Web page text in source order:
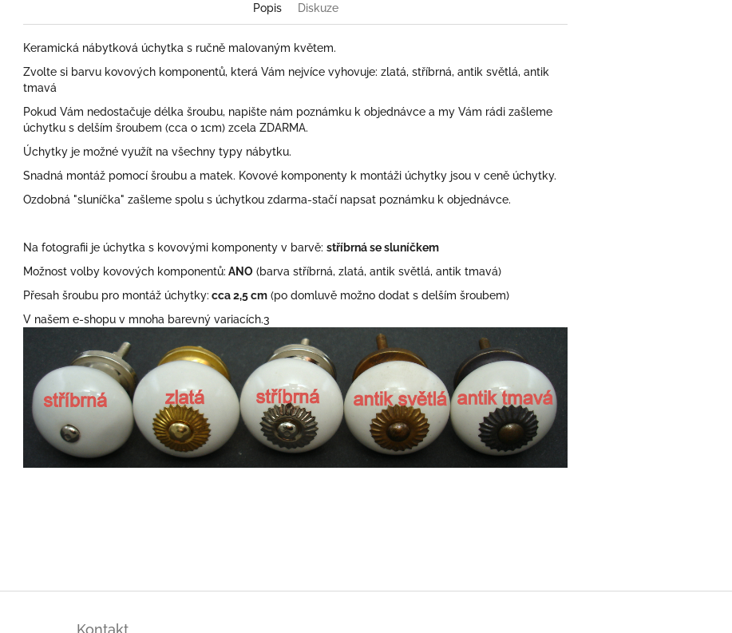
Popis Diskuze
Keramická nábytková úchytka s ručně malovaným květem.
Zvolte si barvu kovových komponentů, která Vám nejvíce vyhovuje: zlatá, stříbrná, antik světlá, antik
tmavá
Pokud Vám nedostačuje délka šroubu, napište nám poznámku k objednávce a my Vám rádi zašleme
úchytku s delším šroubem (cca o 1cm) zcela ZDARMA.
Úchytky je možné využít na všechny typy nábytku.
Snadná montáž pomocí šroubu a matek. Kovové komponenty k montáži úchytky jsou v ceně úchytky.
Ozdobná "sluníčka" zašleme spolu s úchytkou zdarma-stačí napsat poznámku k objednávce.
Na fotografii je úchytka s kovovými komponenty v barvě: stříbrná se sluníčkem
Možnost volby kovových komponentů: ANO (barva stříbrná, zlatá, antik světlá, antik tmavá)
Přesah šroubu pro montáž úchytky: cca 2,5 cm (po domluvě možno dodat s delším šroubem)
V našem e-shopu v mnoha barevný variacích.3